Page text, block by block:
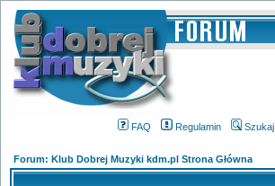
FAQ Regulamin Szukaj
Forum: Klub Dobrej Muzyki kdm.pl Strona Główna